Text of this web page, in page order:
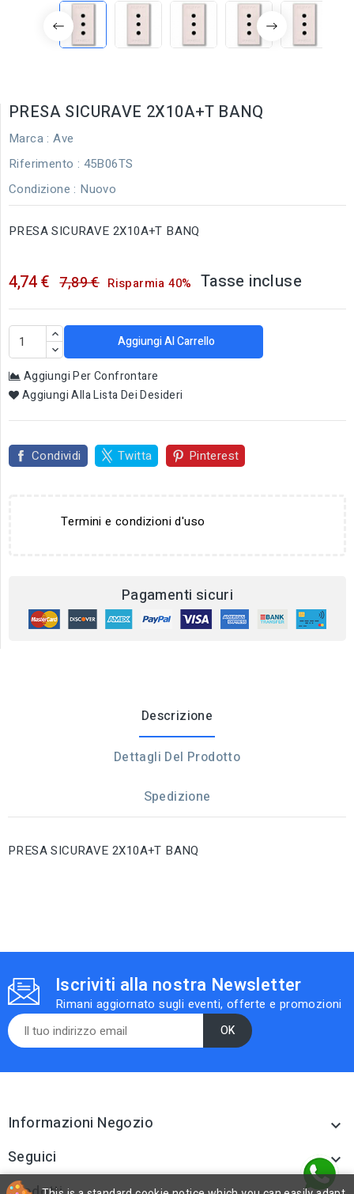
PRESA SICURAVE 2X10A+T BANQ
Marca : Ave
Riferimento : 45B06TS
Condizione : Nuovo
PRESA SICURAVE 2X10A+T BANQ
4,74 € 7,89 € Risparmia 40% Tasse incluse
Aggiungi Al Carrello
Aggiungi Per Confrontare
Aggiungi Alla Lista Dei Desideri
Condividi Twitta Pinterest
Termini e condizioni d'uso
Pagamenti sicuri
Descrizione
Dettagli Del Prodotto
Spedizione
PRESA SICURAVE 2X10A+T BANQ
Iscriviti alla nostra Newsletter
Rimani aggiornato sugli eventi, offerte e promozioni
Informazioni Negozio 
Seguici 